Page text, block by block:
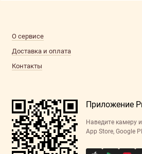
О сервисе
Доставка и оплата
Контакты
Приложение
Наведите камеру
App Store, Google